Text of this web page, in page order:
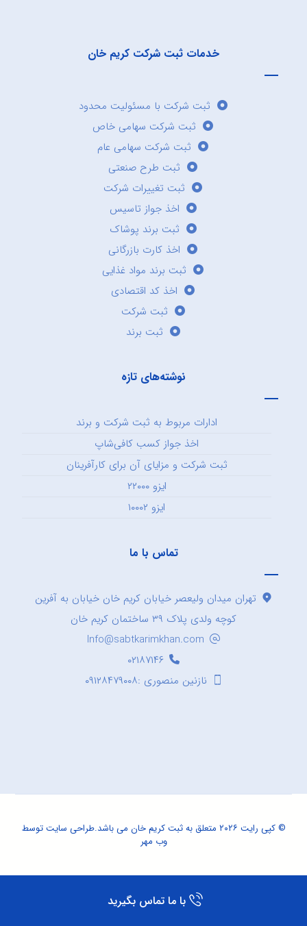
خدمات ثبت شرکت کریم خان
ثبت شرکت با مسئولیت محدود
ثبت شرکت سهامی خاص
ثبت شرکت سهامی عام
ثبت طرح صنعتی
ثبت تغییرات شرکت
اخذ جواز تاسیس
ثبت برند پوشاک
اخذ کارت بازرگانی
ثبت برند مواد غذایی
اخذ کد اقتصادی
ثبت شرکت
ثبت برند
نوشته‌های تازه
ادارات مربوط به ثبت شرکت و برند
اخذ جواز کسب کافی‌شاپ
ثبت شرکت و مزایای آن برای کارآفرینان
ایزو ۲۲۰۰۰
ایزو ۱۰۰۰۲
تماس با ما
تهران میدان ولیعصر خیابان کریم خان خیابان به آفرین
کوچه ولدی پلاک ۳۹ ساختمان کریم خان
Info@sabtkarimkhan.com
۰۲۱۸۷۱۴۶
نازنین منصوری :۰۹۱۲۸۴۷۹۰۰۸
© کپی رایت ۲۰۲۶ متعلق به ثبت کریم خان می باشد. طراحی سایتتوسط
وب مهر
با ما تماس بگیرید